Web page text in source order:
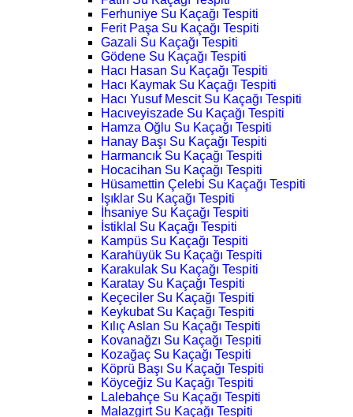
Ferhuniye Su Kaçağı Tespiti
Ferit Paşa Su Kaçağı Tespiti
Gazali Su Kaçağı Tespiti
Gödene Su Kaçağı Tespiti
Hacı Hasan Su Kaçağı Tespiti
Hacı Kaymak Su Kaçağı Tespiti
Hacı Yusuf Mescit Su Kaçağı Tespiti
Hacıveyiszade Su Kaçağı Tespiti
Hamza Oğlu Su Kaçağı Tespiti
Hanay Başı Su Kaçağı Tespiti
Harmancık Su Kaçağı Tespiti
Hocacihan Su Kaçağı Tespiti
Hüsamettin Çelebi Su Kaçağı Tespiti
Işıklar Su Kaçağı Tespiti
İhsaniye Su Kaçağı Tespiti
İstiklal Su Kaçağı Tespiti
Kampüs Su Kaçağı Tespiti
Karahüyük Su Kaçağı Tespiti
Karakulak Su Kaçağı Tespiti
Karatay Su Kaçağı Tespiti
Keçeciler Su Kaçağı Tespiti
Keykubat Su Kaçağı Tespiti
Kılıç Aslan Su Kaçağı Tespiti
Kovanağzı Su Kaçağı Tespiti
Kozağaç Su Kaçağı Tespiti
Köprü Başı Su Kaçağı Tespiti
Köyceğiz Su Kaçağı Tespiti
Lalebahçe Su Kaçağı Tespiti
Malazgirt Su Kaçağı Tespiti